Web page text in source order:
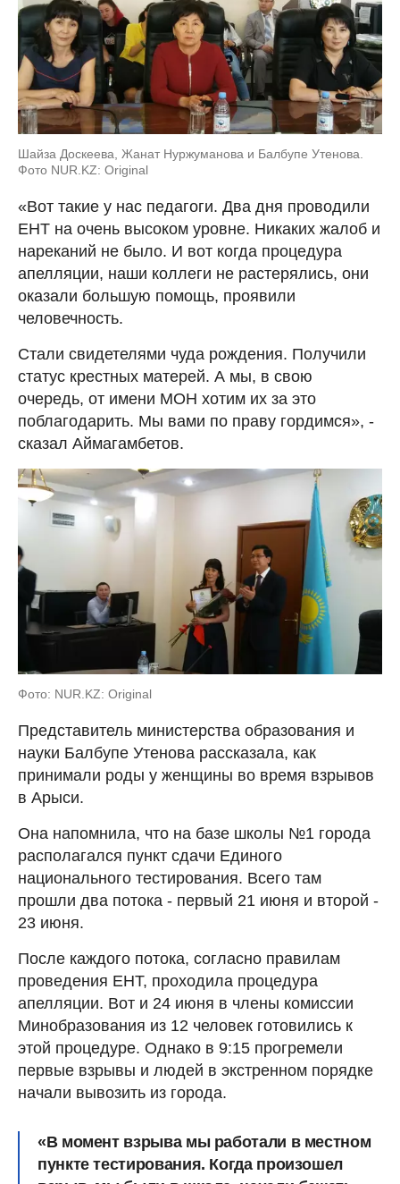
Шайза Доскеева, Жанат Нуржуманова и Балбупе Утенова.
Фото NUR.KZ: Original
«Вот такие у нас педагоги. Два дня проводили
ЕНТ на очень высоком уровне. Никаких жалоб и
нареканий не было. И вот когда процедура
апелляции, наши коллеги не растерялись, они
оказали большую помощь, проявили
человечность.
Стали свидетелями чуда рождения. Получили
статус крестных матерей. А мы, в свою
очередь, от имени МОН хотим их за это
поблагодарить. Мы вами по праву гордимся», -
сказал Аймагамбетов.
Фото: NUR.KZ: Original
Представитель министерства образования и
науки Балбупе Утенова рассказала, как
принимали роды у женщины во время взрывов
в Арыси.
Она напомнила, что на базе школы №1 города
располагался пункт сдачи Единого
национального тестирования. Всего там
прошли два потока - первый 21 июня и второй -
23 июня.
После каждого потока, согласно правилам
проведения ЕНТ, проходила процедура
апелляции. Вот и 24 июня в члены комиссии
Минобразования из 12 человек готовились к
этой процедуре. Однако в 9:15 прогремели
первые взрывы и людей в экстренном порядке
начали вывозить из города.
«В момент взрыва мы работали в местном
пункте тестирования. Когда произошел